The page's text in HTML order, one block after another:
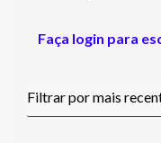
Faça login para